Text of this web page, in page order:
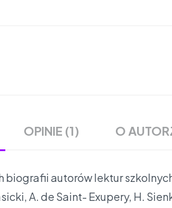
OPINIE (1) O
biografii autorów lektur
A. de Saint- Exupery, H.